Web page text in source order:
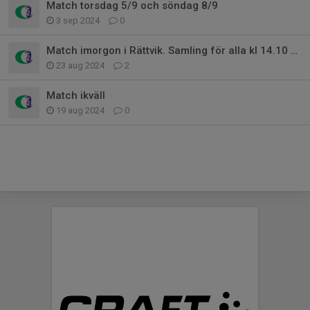
Match torsdag 5/9 och söndag 8/9
3 sep 2024 0
Match imorgon i Rättvik. Samling för alla kl 14.10 vid Färnäs IP.
23 aug 2024 2
Match ikväll
19 aug 2024 0